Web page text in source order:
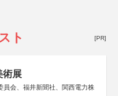
ト [PR]
術展
員会、福井新聞社、関西電力株